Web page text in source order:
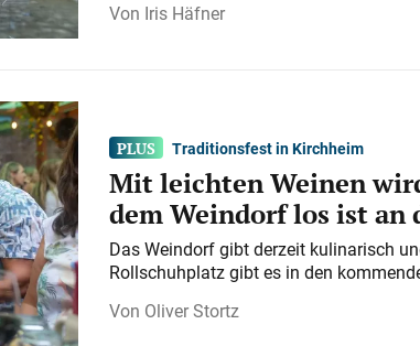
Iris Häfner
Traditionsfest in Kirchheim
Mit leichten Weinen
dem Weindorf los ist an
Das Weindorf gibt derzeit kulinarisch
Rollschuhplatz gibt es in den
Oliver Stortz